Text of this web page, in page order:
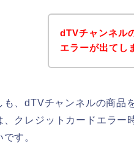
dTVチャンネル
エラーが出てし
も、dTVチャンネルの商品
、クレジットカードエラー
です。